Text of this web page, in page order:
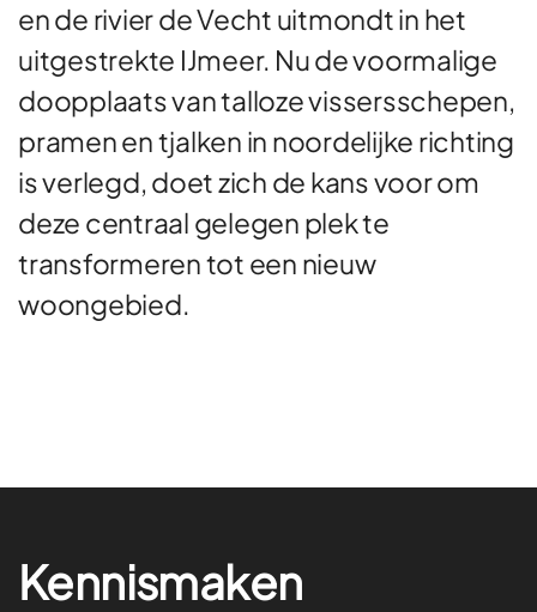
en de rivier de Vecht uitmondt in het
uitgestrekte IJmeer. Nu de voormalige
doopplaats van talloze vissersschepen,
pramen en tjalken in noordelijke richting
is verlegd, doet zich de kans voor om
deze centraal gelegen plek te
transformeren tot een nieuw
woongebied.
Kennismaken